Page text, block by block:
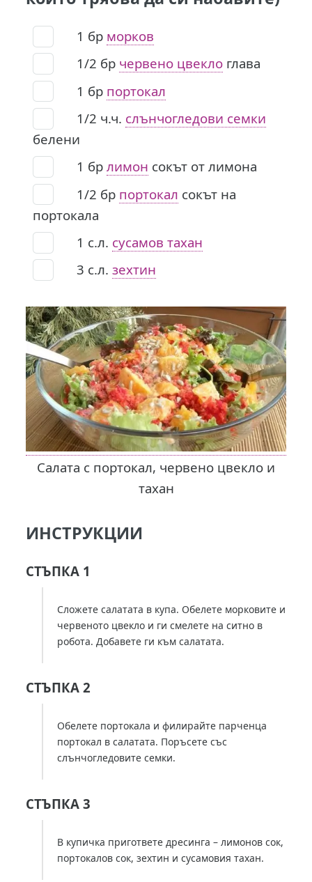
1 бр морков
1/2 бр червено цвекло глава
1 бр портокал
1/2 ч.ч. слънчогледови семки
белени
1 бр лимон сокът от лимона
1/2 бр портокал сокът на
портокала
1 с.л. сусамов тахан
3 с.л. зехтин
Салата с портокал, червено цвекло и
тахан
ИНСТРУКЦИИ
СТЪПКА 1
Сложете салатата в купа. Обелете морковите и
червеното цвекло и ги смелете на ситно в
робота. Добавете ги към салатата.
СТЪПКА 2
Обелете портокала и филирайте парченца
портокал в салатата. Поръсете със
слънчогледовите семки.
СТЪПКА 3
В купичка пригответе дресинга – лимонов сок,
портокалов сок, зехтин и сусамовия тахан.